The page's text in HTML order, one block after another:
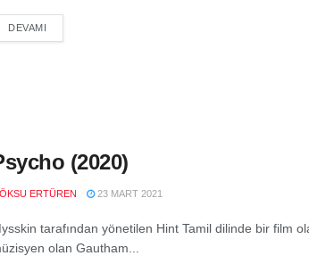
DEVAMI
(2020)
ERTÜREN 23 MART 2021
tarafından yönetilen Hint Tamil dilinde bir film
olan Gautham...